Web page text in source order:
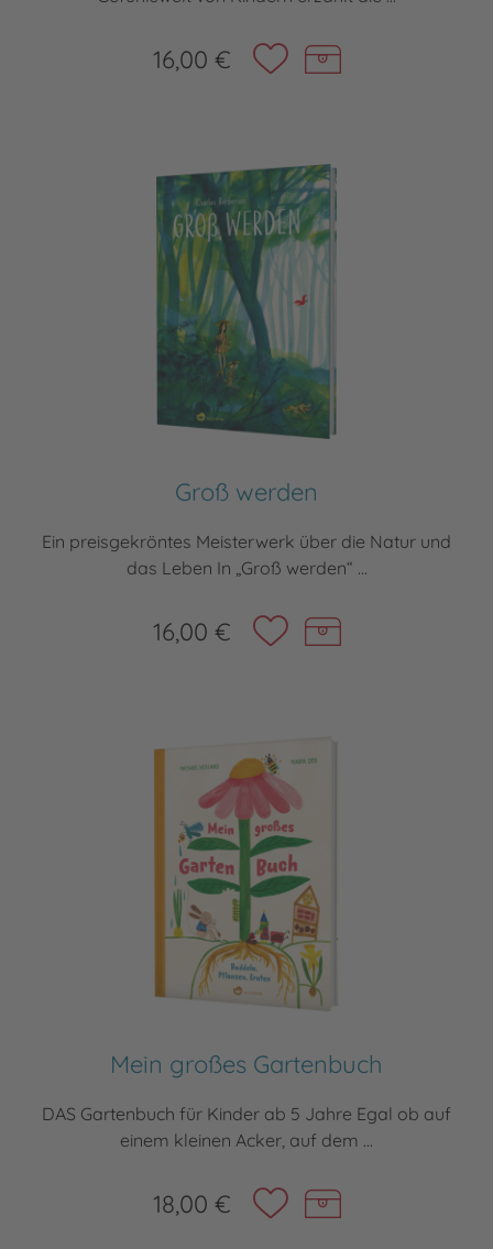
16,00 €
Groß werden
Ein preisgekröntes Meisterwerk über die Natur und
das Leben In „Groß werden“ ...
16,00 €
Mein großes Gartenbuch
DAS Gartenbuch für Kinder ab 5 Jahre Egal ob auf
einem kleinen Acker, auf dem ...
18,00 €